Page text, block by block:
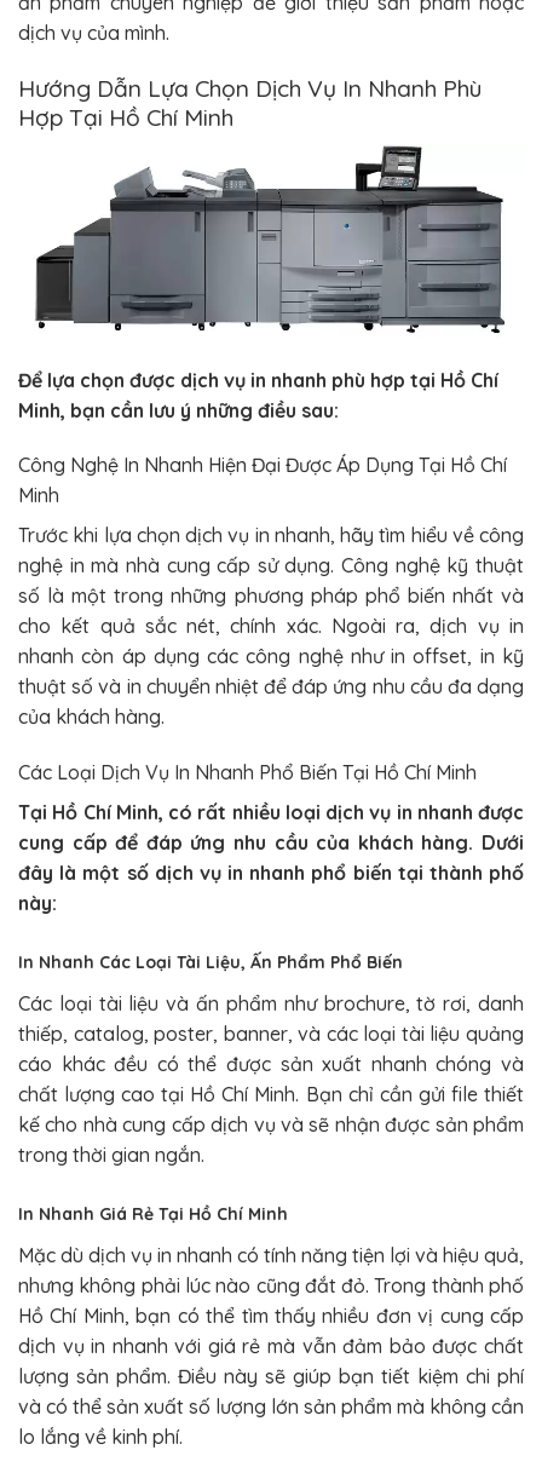
dịch vụ của mình.
Hướng Dẫn Lựa Chọn Dịch Vụ In Nhanh Phù
Hợp Tại Hồ Chí Minh
Để lựa chọn được dịch vụ in nhanh phù hợp tại Hồ Chí
Minh, bạn cần lưu ý những điều sau:
Công Nghệ In Nhanh Hiện Đại Được Áp Dụng Tại Hồ Chí
Minh
Trước khi lựa chọn dịch vụ in nhanh, hãy tìm hiểu về công
nghệ in mà nhà cung cấp sử dụng. Công nghệ kỹ thuật
số là một trong những phương pháp phổ biến nhất và
cho kết quả sắc nét, chính xác. Ngoài ra, dịch vụ in
nhanh còn áp dụng các công nghệ như in offset, in kỹ
thuật số và in chuyển nhiệt để đáp ứng nhu cầu đa dạng
của khách hàng.
Các Loại Dịch Vụ In Nhanh Phổ Biến Tại Hồ Chí Minh
Tại Hồ Chí Minh, có rất nhiều loại dịch vụ in nhanh được
cung cấp để đáp ứng nhu cầu của khách hàng. Dưới
đây là một số dịch vụ in nhanh phổ biến tại thành phố
này:
In Nhanh Các Loại Tài Liệu, Ấn Phẩm Phổ Biến
Các loại tài liệu và ấn phẩm như brochure, tờ rơi, danh
thiếp, catalog, poster, banner, và các loại tài liệu quảng
cáo khác đều có thể được sản xuất nhanh chóng và
chất lượng cao tại Hồ Chí Minh. Bạn chỉ cần gửi file thiết
kế cho nhà cung cấp dịch vụ và sẽ nhận được sản phẩm
trong thời gian ngắn.
In Nhanh Giá Rẻ Tại Hồ Chí Minh
Mặc dù dịch vụ in nhanh có tính năng tiện lợi và hiệu quả,
nhưng không phải lúc nào cũng đắt đỏ. Trong thành phố
Hồ Chí Minh, bạn có thể tìm thấy nhiều đơn vị cung cấp
dịch vụ in nhanh với giá rẻ mà vẫn đảm bảo được chất
lượng sản phẩm. Điều này sẽ giúp bạn tiết kiệm chi phí
và có thể sản xuất số lượng lớn sản phẩm mà không cần
lo lắng về kinh phí.